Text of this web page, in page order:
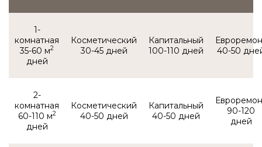
1-
комнатная
35-60 м2 30-45 100-110 40-50
2-
комнатная
60-110 м2 40-50 40-50 90-120